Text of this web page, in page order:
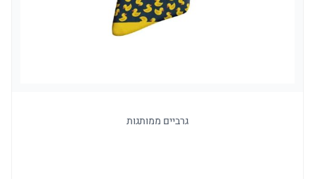
גרביים ממותגות